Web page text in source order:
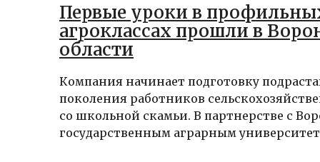
Первые уроки в
агроклассах прошли в
области
Компания начинает подготовку
поколения работников
со школьной скамьи. В партнерстве с
государственным аграрным